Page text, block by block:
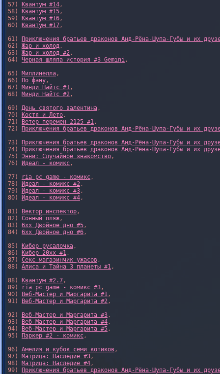
57) Квантум #14 ,
58) Квантум #15 ,
59) Квантум #16 ,
60) Квантум #17 ,
61) Приключения братьев драконов Анд-Рёна-Шупа-Губы и их
62) Жар и холод ,
63) Жар и холод #2 ,
64) Черная шляпа история #3 Gemini ,
65) Миллинелла ,
66) По фану ,
67) Минди Найтс #1 ,
68) Минди Найтс #2 ,
69) День святого валентина ,
70) Костя и Лето ,
71) Ветер перемен 2125 #1 ,
72) Приключения братьев драконов Анд-Рёна-Шупа-Губы и их
73) Приключения братьев драконов Анд-Рёна-Шупа-Губы и их
74) Приключения братьев драконов Анд-Рёна-Шупа-Губы и их
75) Энни: Случайное знакомство ,
76) Идеал - комикс ,
77)
ria pc game - комикс ,
78) Идеал - комикс #2 ,
79) Идеал - комикс #3 ,
80) Идеал - комикс #4 ,
81) Вектор инспектор ,
82) Сонный пляж ,
83) 6xx Двойное дно #5 ,
84) 6xx Двойное дно #6 ,
85) Кибер русалочка ,
86) Кибер 20xx #1 ,
87) Секс магазинчик ужасов ,
88) Алиса и Тайна 3 планеты #1 ,
88) Квантум #2.7 ,
89)
ria pc game - комикс #3 ,
90) Веб-Мастер и Маргарита #1 ,
91) Веб-Мастер и Маргарита #2 ,
92) Веб-Мастер и Маргарита #3 ,
93) Веб-Мастер и Маргарита #4 ,
94) Веб-Мастер и Маргарита #5 ,
95) Паркер #2 - комикс ,
96) Амелия и кубок семи котиков ,
97) Матрица: Наследие #3 ,
98) Матрица: Наследие #4 ,
99) Приключения братьев драконов Анд-Рёна-Шупа-Губы и их